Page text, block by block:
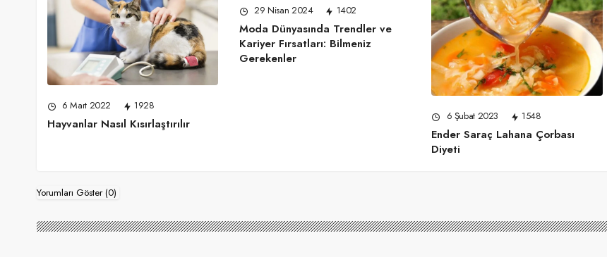
6 Mart 2022 1928
Hayvanlar Nasıl Kısırlaştırılır
29 Nisan 2024 1402
Moda Dünyasında Trendler ve
Kariyer Fırsatları: Bilmeniz
Gerekenler
6 Şubat 2023 1548
Ender Saraç Lahana Çorbası
Diyeti
Yorumları Göster (0)